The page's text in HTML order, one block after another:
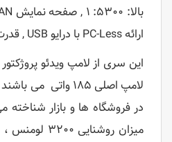
ارائه PC-Less با درایو USB , قدرت صوتی میکروفن ۱۰ وات
در فروشگاه ها و بازار
میزان